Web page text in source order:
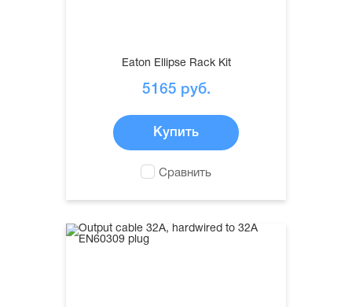
Eaton Ellipse Rack Kit
5165 руб.
Купить
Сравнить